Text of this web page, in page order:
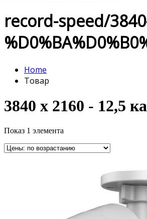
record-speed/
Home
Товар
3840 х 2160 - 12,5
Показ 1 элемента